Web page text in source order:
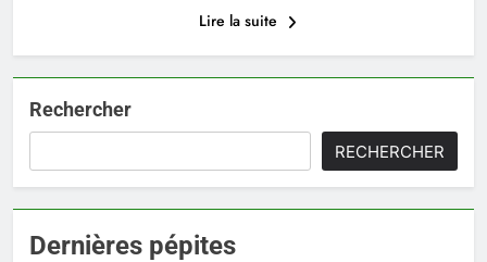
Lire la suite
Rechercher
RECHERCHER
Dernières pépites